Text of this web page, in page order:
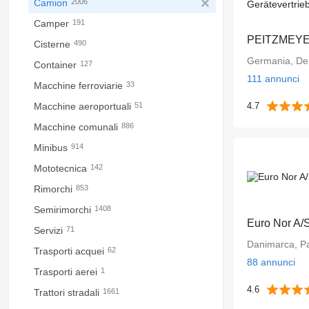
Camion
Camper 191
Cisterne 490
Container 127
Macchine ferroviarie 33
Macchine aeroportuali 51
Macchine comunali 886
Minibus 914
Mototecnica 142
Rimorchi 853
Semirimorchi 1408
Servizi 71
Trasporti acquei 62
Trasporti aerei 1
Trattori stradali 1661
Germania,
111 annunci
4.7
Euro Nor A/
Danimarca,
88 annunci
4.6